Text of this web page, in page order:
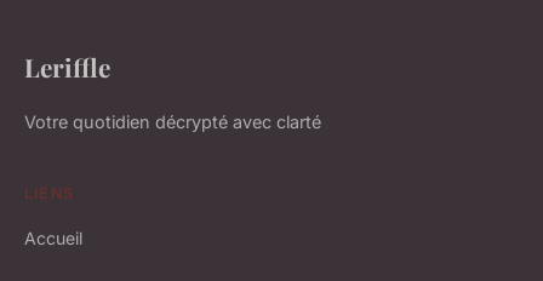
Leriffle
Votre quotidien décrypté avec clarté
LIENS
Accueil